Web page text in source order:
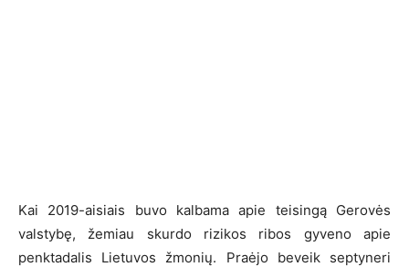
Kai 2019-aisiais buvo kalbama apie teisingą Gerovės
valstybę, žemiau skurdo rizikos ribos gyveno apie
penktadalis Lietuvos žmonių. Praėjo beveik septyneri